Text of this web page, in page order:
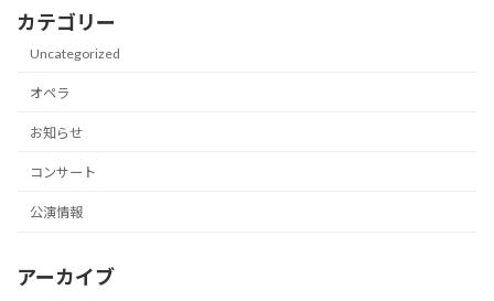
カテゴリー
Uncategorized
オペラ
お知らせ
コンサート
公演情報
アーカイブ